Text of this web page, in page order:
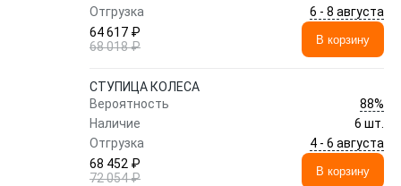
Отгрузка
6 - 8 августа
64 617 ₽
68 018 ₽
В корзину
СТУПИЦА КОЛЕСА
Вероятность
88%
Наличие
6 шт.
Отгрузка
4 - 6 августа
68 452 ₽
72 054 ₽
В корзину